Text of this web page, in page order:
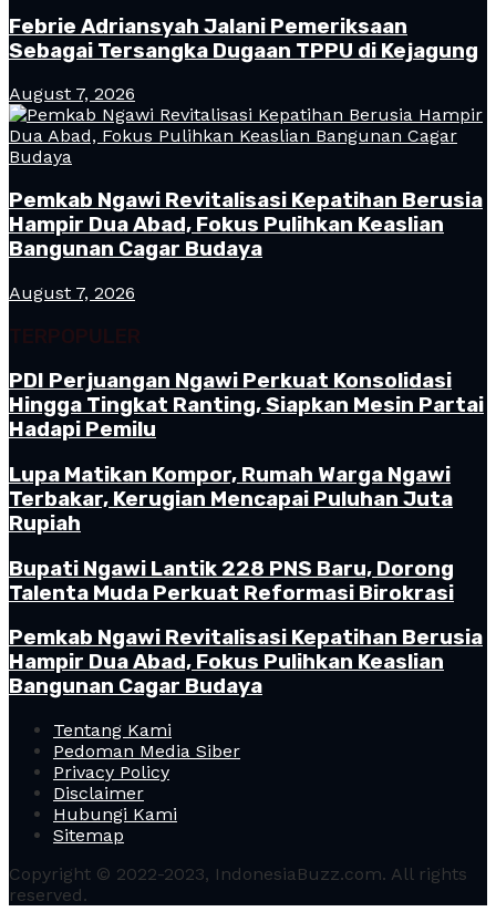
Febrie Adriansyah Jalani Pemeriksaan
Sebagai Tersangka Dugaan TPPU di Kejagung
August 7, 2026
Pemkab Ngawi Revitalisasi Kepatihan Berusia
Hampir Dua Abad, Fokus Pulihkan Keaslian
Bangunan Cagar Budaya
August 7, 2026
TERPOPULER
PDI Perjuangan Ngawi Perkuat Konsolidasi
Hingga Tingkat Ranting, Siapkan Mesin Partai
Hadapi Pemilu
Lupa Matikan Kompor, Rumah Warga Ngawi
Terbakar, Kerugian Mencapai Puluhan Juta
Rupiah
Bupati Ngawi Lantik 228 PNS Baru, Dorong
Talenta Muda Perkuat Reformasi Birokrasi
Pemkab Ngawi Revitalisasi Kepatihan Berusia
Hampir Dua Abad, Fokus Pulihkan Keaslian
Bangunan Cagar Budaya
Tentang Kami
Pedoman Media Siber
Privacy Policy
Disclaimer
Hubungi Kami
Sitemap
Copyright © 2022-2023, IndonesiaBuzz.com. All rights
reserved.